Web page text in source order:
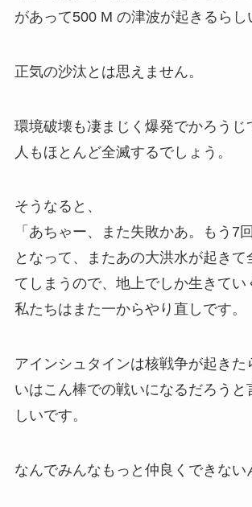
があって500 M の津波が起きるらし
正気の沙汰とは思えません。
環境破壊も凄まじく爆発でかろうじ
人もほとんど全滅するでしょう。
そうなると、
「あちゃー、また失敗かあ。もう7
となって、またあの大洪水が起きて
てしまうので、地上でしか生きてい
私たちはまた一からやり直しです。
アインシュタインは核戦争が起きた
いはこん棒での戦いになるだろうと
しいです。
なんでみんなもっと仲良くできない